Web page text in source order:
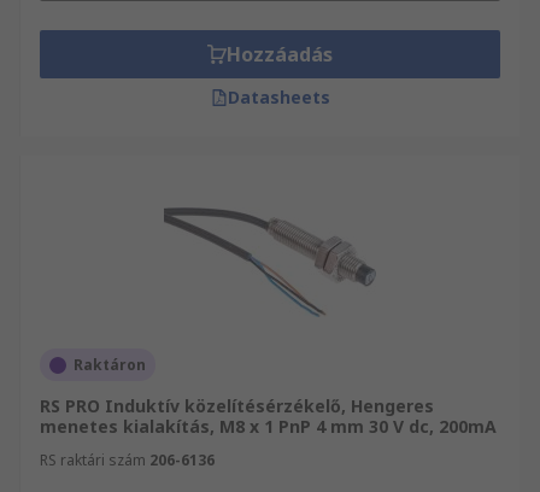
Hozzáadás
Datasheets
Raktáron
RS PRO Induktív közelítésérzékelő, Hengeres
menetes kialakítás, M8 x 1 PnP 4 mm 30 V dc, 200mA
RS raktári szám 206-6136